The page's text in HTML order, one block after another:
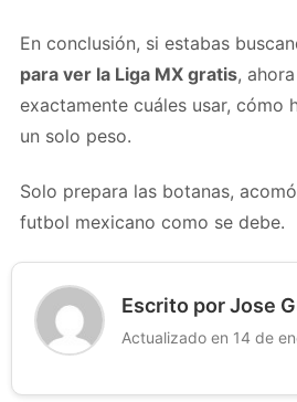
En conclusión, si estabas
para ver la Liga MX gratis,
exactamente cuáles usar, cómo
un solo peso.
Solo prepara las botanas,
futbol mexicano como se debe.
Escrito por Jose
Actualizado en 14 de